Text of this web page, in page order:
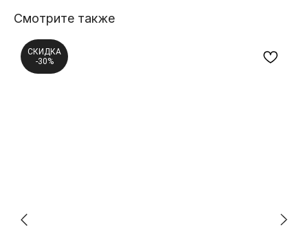
Смотрите также
СКИДКА
-30%